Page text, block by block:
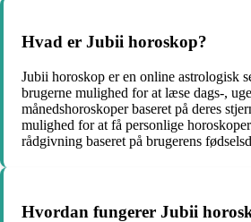
Hvad er Jubii horoskop?
Jubii horoskop er en online astrologisk
brugerne mulighed for at læse dags-,
månedshoroskoper baseret på deres
mulighed for at få personlige
rådgivning baseret på brugerens
Hvordan fungerer Jubii